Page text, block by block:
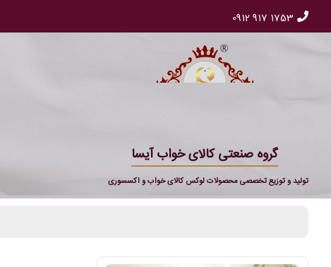
0912 917 1753
گروه صنعتی کالای خواب آیسا
تولید و توزیع تخصصی محصولات لوکس کالای خواب و اکسسوری